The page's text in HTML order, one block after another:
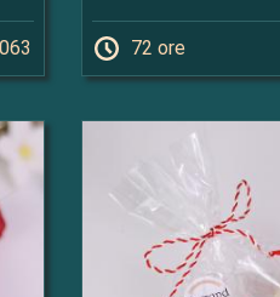
72 ore